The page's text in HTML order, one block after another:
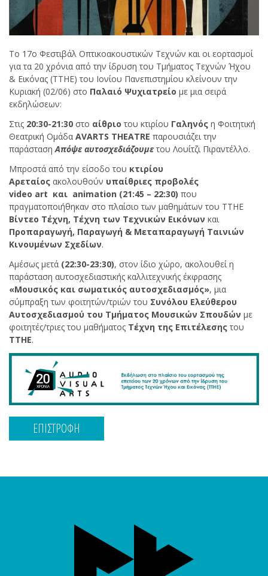
Το 17ο Φεστιβάλ Οπτικοακουστικών Τεχνών και οι εορτασμοί
για τα 20 χρόνια από την ίδρυση του Τμήματος Τεχνών Ήχου
& Εικόνας (ΤΤΗΕ) του Ιονίου Πανεπιστημίου κλείνουν την
Κυριακή (02/06) στο Παλαιό Ψυχιατρείο με μια σειρά
εκδηλώσεων:
Στις 20:30-21:30 στο αίθριο του κτιρίου Γαληνός η Φοιτητική
Θεατρική Ομάδα AVARTS THEATRE παρουσιάζει την
παράστασηΑπόψε αυτοσχεδιάζουμε του Λουίτζι Πιραντέλλο.
Μπροστά από την είσοδο του κτιρίου
Αρεταίος ακολουθούν υπαίθριες προβολές
video art και animation (21:45 – 22:30) που
πραγματοποιήθηκαν στο πλαίσιο των μαθημάτων του ΤΤΗΕ
Βίντεο Τέχνη, Τέχνη των Τεχνικών Εικόνων και
Προπαραγωγή, Παραγωγή & Μεταπαραγωγή Ταινιών
Κινουμένων Σχεδίων.
Αμέσως μετά (22:30-23:30), στον ίδιο χώρο, ακολουθεί η
παράσταση αυτοσχεδιαστικής καλλιτεχνικής έκφρασης
«Μουσικός και σωματικός αυτοσχεδιασμός», μια
σύμπραξη των φοιτητών/τριών του Συνόλου Ελεύθερου
Αυτοσχεδιασμού του Τμήματος Μουσικών Σπουδών με
φοιτητές/τριες του μαθήματος Τέχνη της Επιτέλεσης του
ΤΤΗΕ.
ΕΠΙΣΤΡΟΦΗ